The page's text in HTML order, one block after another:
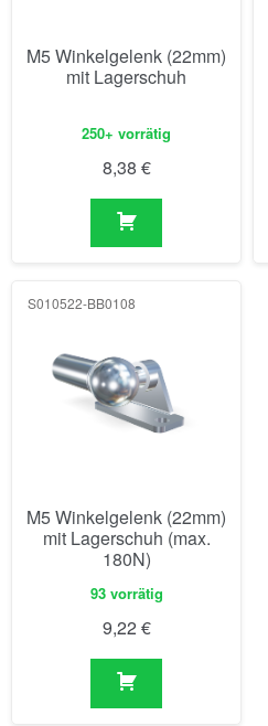
M5 Winkelgelenk (22mm)
mit Lagerschuh
250+ vorrätig
8,38 €
S010522-BB0108
M5 Winkelgelenk (22mm)
mit Lagerschuh (max.
180N)
93 vorrätig
9,22 €